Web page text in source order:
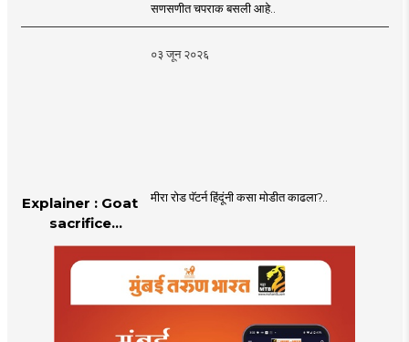
सणसणीत चपराक बसली आहे..
०३ जून २०२६
Explainer : Goat
sacrifice
controversy in
Mumbai |
मीरा रोड पॅटर्न हिंदूंनी कसा मोडीत काढला?..